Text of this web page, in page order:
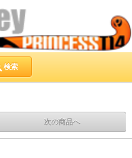
検索
次の商品へ